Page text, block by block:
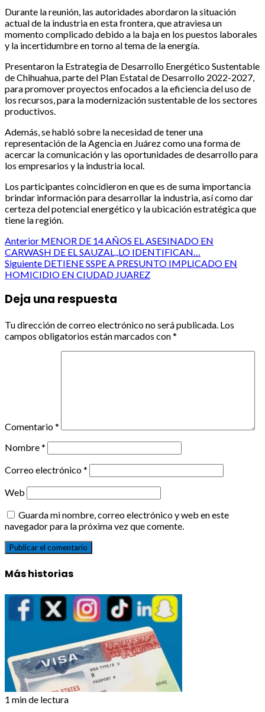
Durante la reunión, las autoridades abordaron la situación
actual de la industria en esta frontera, que atraviesa un
momento complicado debido a la baja en los puestos laborales
y la incertidumbre en torno al tema de la energía.
Presentaron la Estrategia de Desarrollo Energético Sustentable
de Chihuahua, parte del Plan Estatal de Desarrollo 2022-2027,
para promover proyectos enfocados a la eficiencia del uso de
los recursos, para la modernización sustentable de los sectores
productivos.
Además, se habló sobre la necesidad de tener una
representación de la Agencia en Juárez como una forma de
acercar la comunicación y las oportunidades de desarrollo para
los empresarios y la industria local.
Los participantes coincidieron en que es de suma importancia
brindar información para desarrollar la industria, así como dar
certeza del potencial energético y la ubicación estratégica que
tiene la región.
Post
navigation
Anterior MENOR DE 14 AÑOS EL ASESINADO EN
CARWASH DE EL SAUZAL,,LO IDENTIFICAN…
Siguiente DETIENE SSPE A PRESUNTO IMPLICADO EN
HOMICIDIO EN CIUDAD JUAREZ
Deja una respuesta
Tu dirección de correo electrónico no será publicada. Los
campos obligatorios están marcados con*
Comentario*
Nombre*
Correo electrónico*
Web
Guarda mi nombre, correo electrónico y web en este
navegador para la próxima vez que comente.
Más historias
1 min de lectura